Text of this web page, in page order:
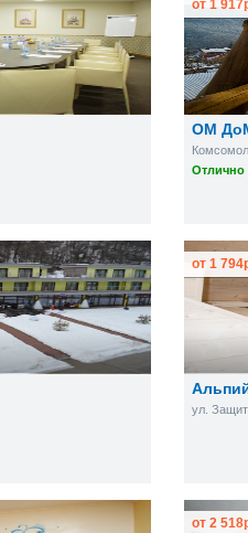
ОМ
Отлично
от 1 917
ул.
от 1 794
от 2 518